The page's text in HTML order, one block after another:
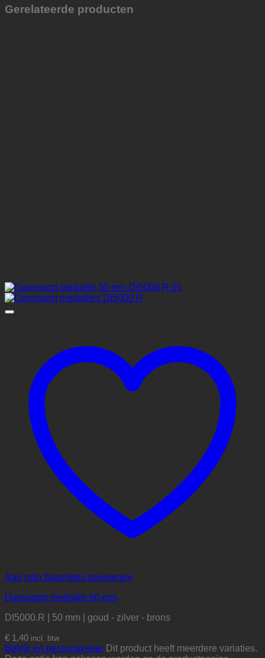
Gerelateerde producten
Aan mijn favorieten toevoegen
Danssport medaille 50 mm
DI5000.R | 50 mm | goud - zilver - brons
€ 1,40 incl. btw
Bekijk en personaliseer Dit product heeft meerdere variaties.